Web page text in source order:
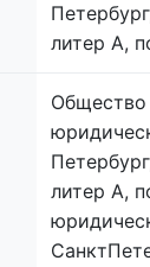
литер А,
Общество
литер А,